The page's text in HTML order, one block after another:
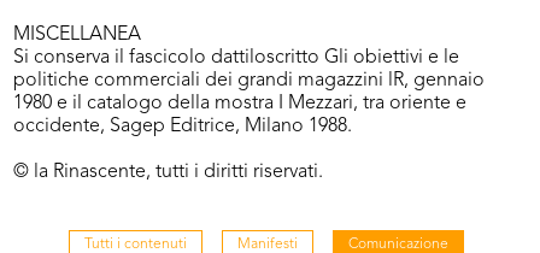
MISCELLANEA
Si conserva il fascicolo dattiloscritto Gli obiettivi e le
politiche commerciali dei grandi magazzini lR, gennaio
1980 e il catalogo della mostra I Mezzari, tra oriente e
occidente, Sagep Editrice, Milano 1988.
© la Rinascente, tutti i diritti riservati.
Tutti i contenuti Manifesti Comunicazione